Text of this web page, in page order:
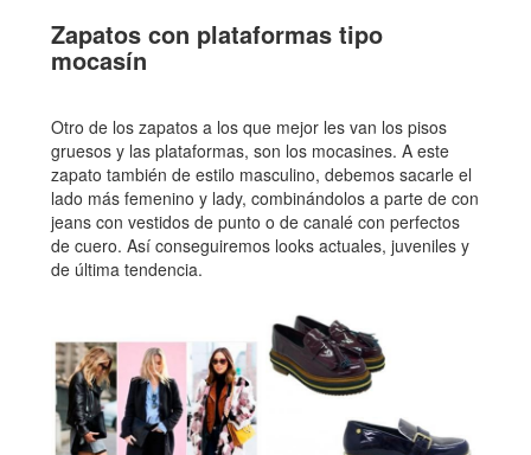
Zapatos con plataformas tipo
mocasín
Otro de los zapatos a los que mejor les van los pisos
gruesos y las plataformas, son los mocasines. A este
zapato también de estilo masculino, debemos sacarle el
lado más femenino y lady, combinándolos a parte de con
jeans con vestidos de punto o de canalé con perfectos
de cuero. Así conseguiremos looks actuales, juveniles y
de última tendencia.